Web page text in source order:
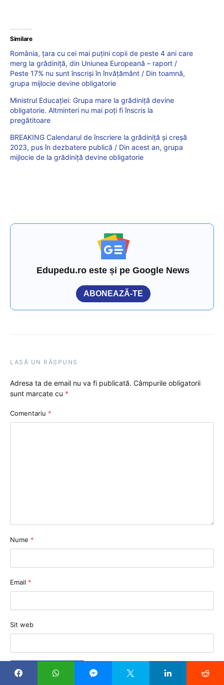
Similare
România, țara cu cei mai puțini copii de peste 4 ani care
merg la grădiniță, din Uniunea Europeană – raport /
Peste 17% nu sunt înscriși în învățământ / Din toamnă,
grupa mijlocie devine obligatorie
Ministrul Educației: Grupa mare la grădiniță devine
obligatorie. Altminteri nu mai poți fi înscris la
pregătitoare
BREAKING Calendarul de înscriere la grădiniță și creșă
2023, pus în dezbatere publică / Din acest an, grupa
mijlocie de la grădiniță devine obligatorie
Edupedu.ro este și pe Google News
ABONEAZĂ-TE
LASĂ UN RĂSPUNS
Adresa ta de email nu va fi publicată. Câmpurile obligatorii
sunt marcate cu *
Comentariu *
Nume *
Email *
Sit web